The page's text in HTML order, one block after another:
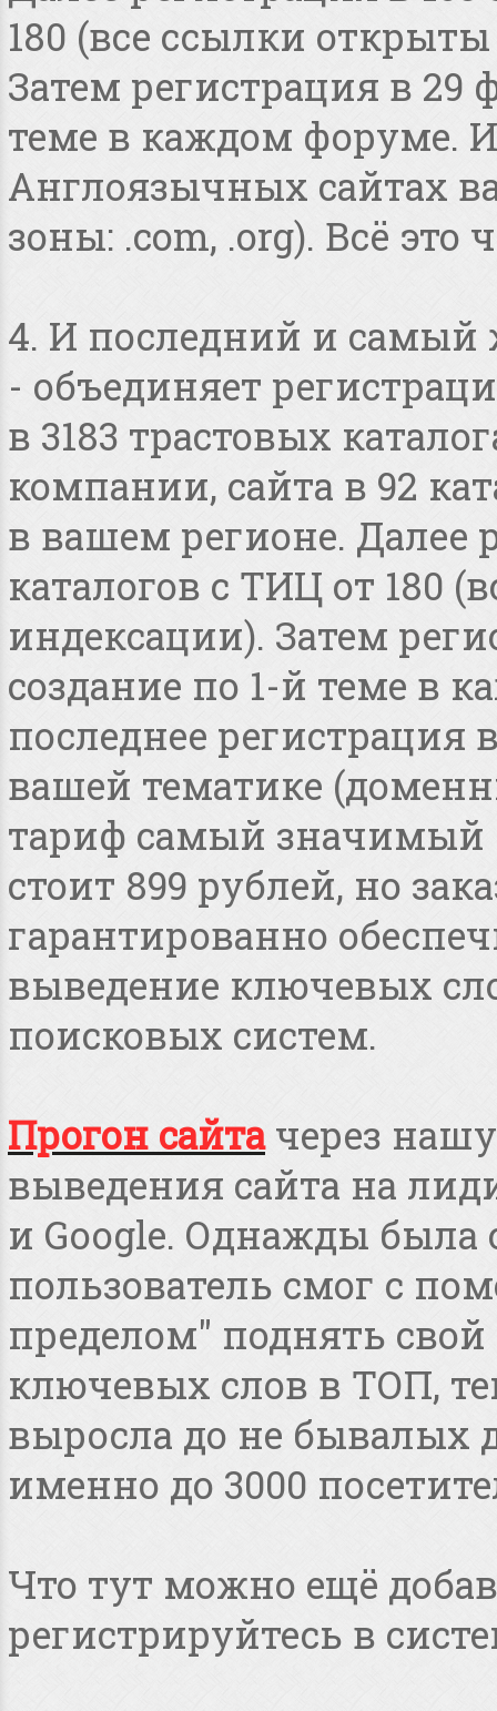
180 (все ссылки
Затем регистрация в 29
теме в каждом форуме.
Англоязычных сайтах
зоны: .com, .org). Всё это
4. И последний и
- объединяет
в 3183 трастовых
компании, сайта в 92
в вашем регионе. Далее
каталогов с ТИЦ от 180
индексации). Затем
создание по 1-й теме в
последнее регистрация
вашей тематике
тариф самый значимый
стоит 899 рублей, но
гарантированно
выведение ключевых
поисковых систем.
Прогон сайта через
выведения сайта на
и Google. Однажды была
пользователь смог с
пределом" поднять свой
ключевых слов в ТОП,
выросла до не бывалых
именно до 3000
Что тут можно ещё
регистрируйтесь в